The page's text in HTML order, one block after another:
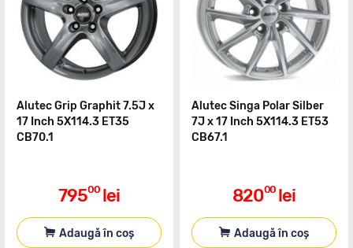
Alutec Grip Graphit 7.5J x
17 Inch 5X114.3 ET35
CB70.1
79500 lei
Adaugă în coș
Alutec Singa Polar Silber
7J x 17 Inch 5X114.3 ET53
CB67.1
82000 lei
Adaugă în coș